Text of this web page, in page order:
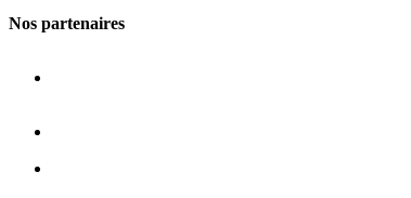
Nos partenaires